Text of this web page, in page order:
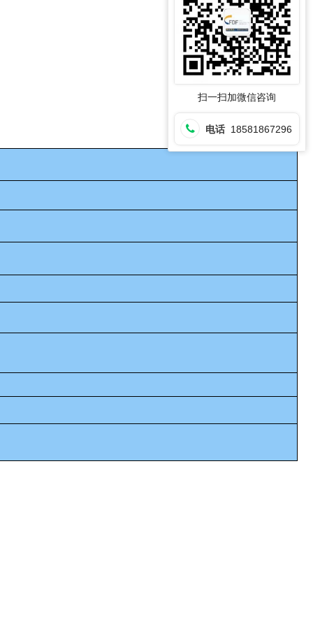
扫一扫加微信咨询
电话 18581867296